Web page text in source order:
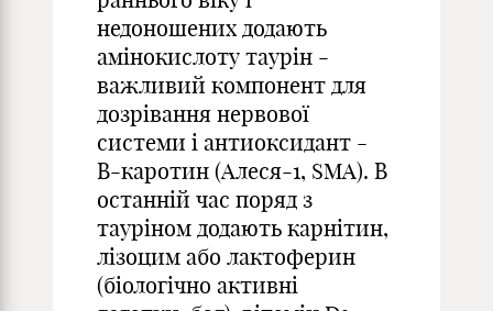
недоношених додають
амінокислоту таурін -
важливий компонент для
дозрівання нервової
системи і антиоксидант -
В-каротин (Алеся-1, SMA). В
останній час поряд з
тауріном додають карнітин,
лізоцим або лактоферин
(біологічно активні